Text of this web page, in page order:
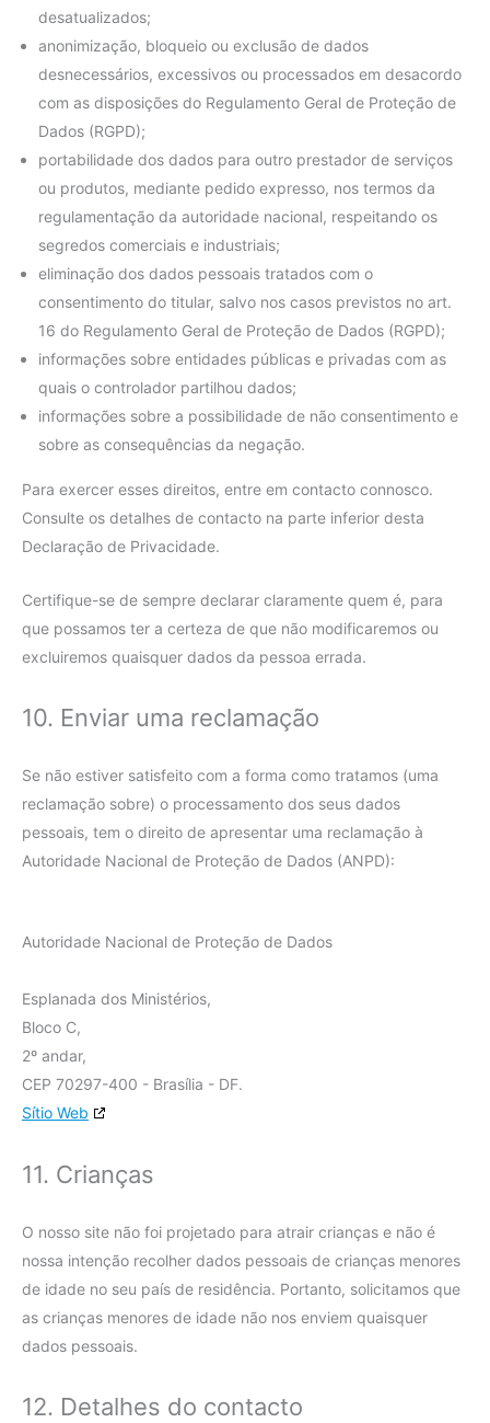
desatualizados;
anonimização, bloqueio ou exclusão de dados
desnecessários, excessivos ou processados em desacordo
com as disposições do Regulamento Geral de Proteção de
Dados (RGPD);
portabilidade dos dados para outro prestador de serviços
ou produtos, mediante pedido expresso, nos termos da
regulamentação da autoridade nacional, respeitando os
segredos comerciais e industriais;
eliminação dos dados pessoais tratados com o
consentimento do titular, salvo nos casos previstos no art.
16 do Regulamento Geral de Proteção de Dados (RGPD);
informações sobre entidades públicas e privadas com as
quais o controlador partilhou dados;
informações sobre a possibilidade de não consentimento e
sobre as consequências da negação.
Para exercer esses direitos, entre em contacto connosco.
Consulte os detalhes de contacto na parte inferior desta
Declaração de Privacidade.
Certifique-se de sempre declarar claramente quem é, para
que possamos ter a certeza de que não modificaremos ou
excluiremos quaisquer dados da pessoa errada.
10. Enviar uma reclamação
Se não estiver satisfeito com a forma como tratamos (uma
reclamação sobre) o processamento dos seus dados
pessoais, tem o direito de apresentar uma reclamação à
Autoridade Nacional de Proteção de Dados (ANPD):
Autoridade Nacional de Proteção de Dados
Esplanada dos Ministérios,
Bloco C,
2º andar,
CEP 70297-400 - Brasília - DF.
Sítio Web
11. Crianças
O nosso site não foi projetado para atrair crianças e não é
nossa intenção recolher dados pessoais de crianças menores
de idade no seu país de residência. Portanto, solicitamos que
as crianças menores de idade não nos enviem quaisquer
dados pessoais.
12. Detalhes do contacto